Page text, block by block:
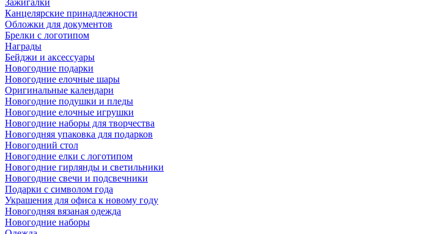
Зажигалки
Канцелярские принадлежности
Обложки для документов
Брелки с логотипом
Награды
Бейджи и аксессуары
Новогодние подарки
Новогодние елочные шары
Оригинальные календари
Новогодние подушки и пледы
Новогодние елочные игрушки
Новогодние наборы для творчества
Новогодняя упаковка для подарков
Новогодний стол
Новогодние елки с логотипом
Новогодние гирлянды и светильники
Новогодние свечи и подсвечники
Подарки с символом года
Украшения для офиса к новому году
Новогодняя вязаная одежда
Новогодние наборы